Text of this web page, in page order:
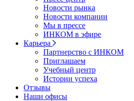
Новости рынка
Новости компании
Мы в прессе
ИНКОМ в эфире
Карьера
Партнерство с ИНКОМ
Приглашаем
Учебный центр
Истории успеха
Отзывы
Наши офисы